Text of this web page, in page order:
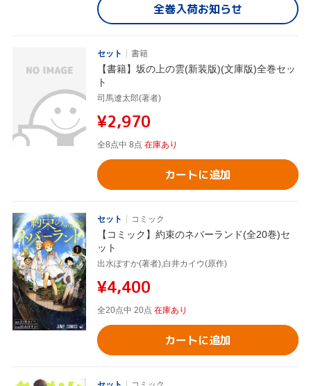
全巻入荷お知らせ
セット 書籍
【書籍】坂の上の雲(新装版)(文庫版)全巻セッ
ト
司馬遼太郎(著者)
¥2,970
全8点中 8点 在庫あり
カートに追加
セット コミック
【コミック】約束のネバーランド(全20巻)セ
ット
出水ぽすか(著者),白井カイウ(原作)
¥4,400
全20点中 20点 在庫あり
カートに追加